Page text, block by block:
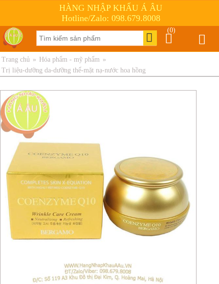
HÀNG NHẬP KHẨU Á ÂU
Hotline/Zalo: 098.679.8008
(0)
Trang chủ » Hóa phẩm - mỹ phẩm »
Trị liệu-dưỡng da-dưỡng thể-mặt nạ-nước hoa hồng